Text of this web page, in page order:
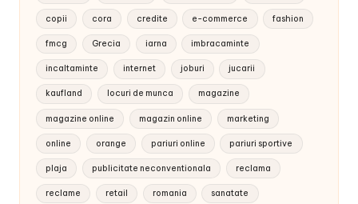
copii cora credite e-commerce fashion
fmcg Grecia iarna imbracaminte
incaltaminte internet joburi jucarii
kaufland locuri de munca magazine
magazine online magazin online marketing
online orange pariuri online pariuri sportive
plaja publicitate neconventionala reclama
reclame retail romania sanatate